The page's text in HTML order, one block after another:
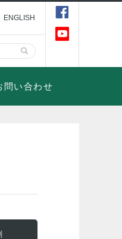
ENGLISH
問い合わせ